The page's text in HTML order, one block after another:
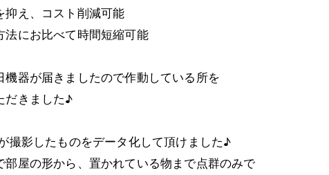
抑え、コスト削減可能
法にお比べて時間短縮可能
機器が届きましたので作動している所を
だきました♪
撮影したものをデータ化して頂けました♪
部屋の形から、置かれている物まで点群のみで